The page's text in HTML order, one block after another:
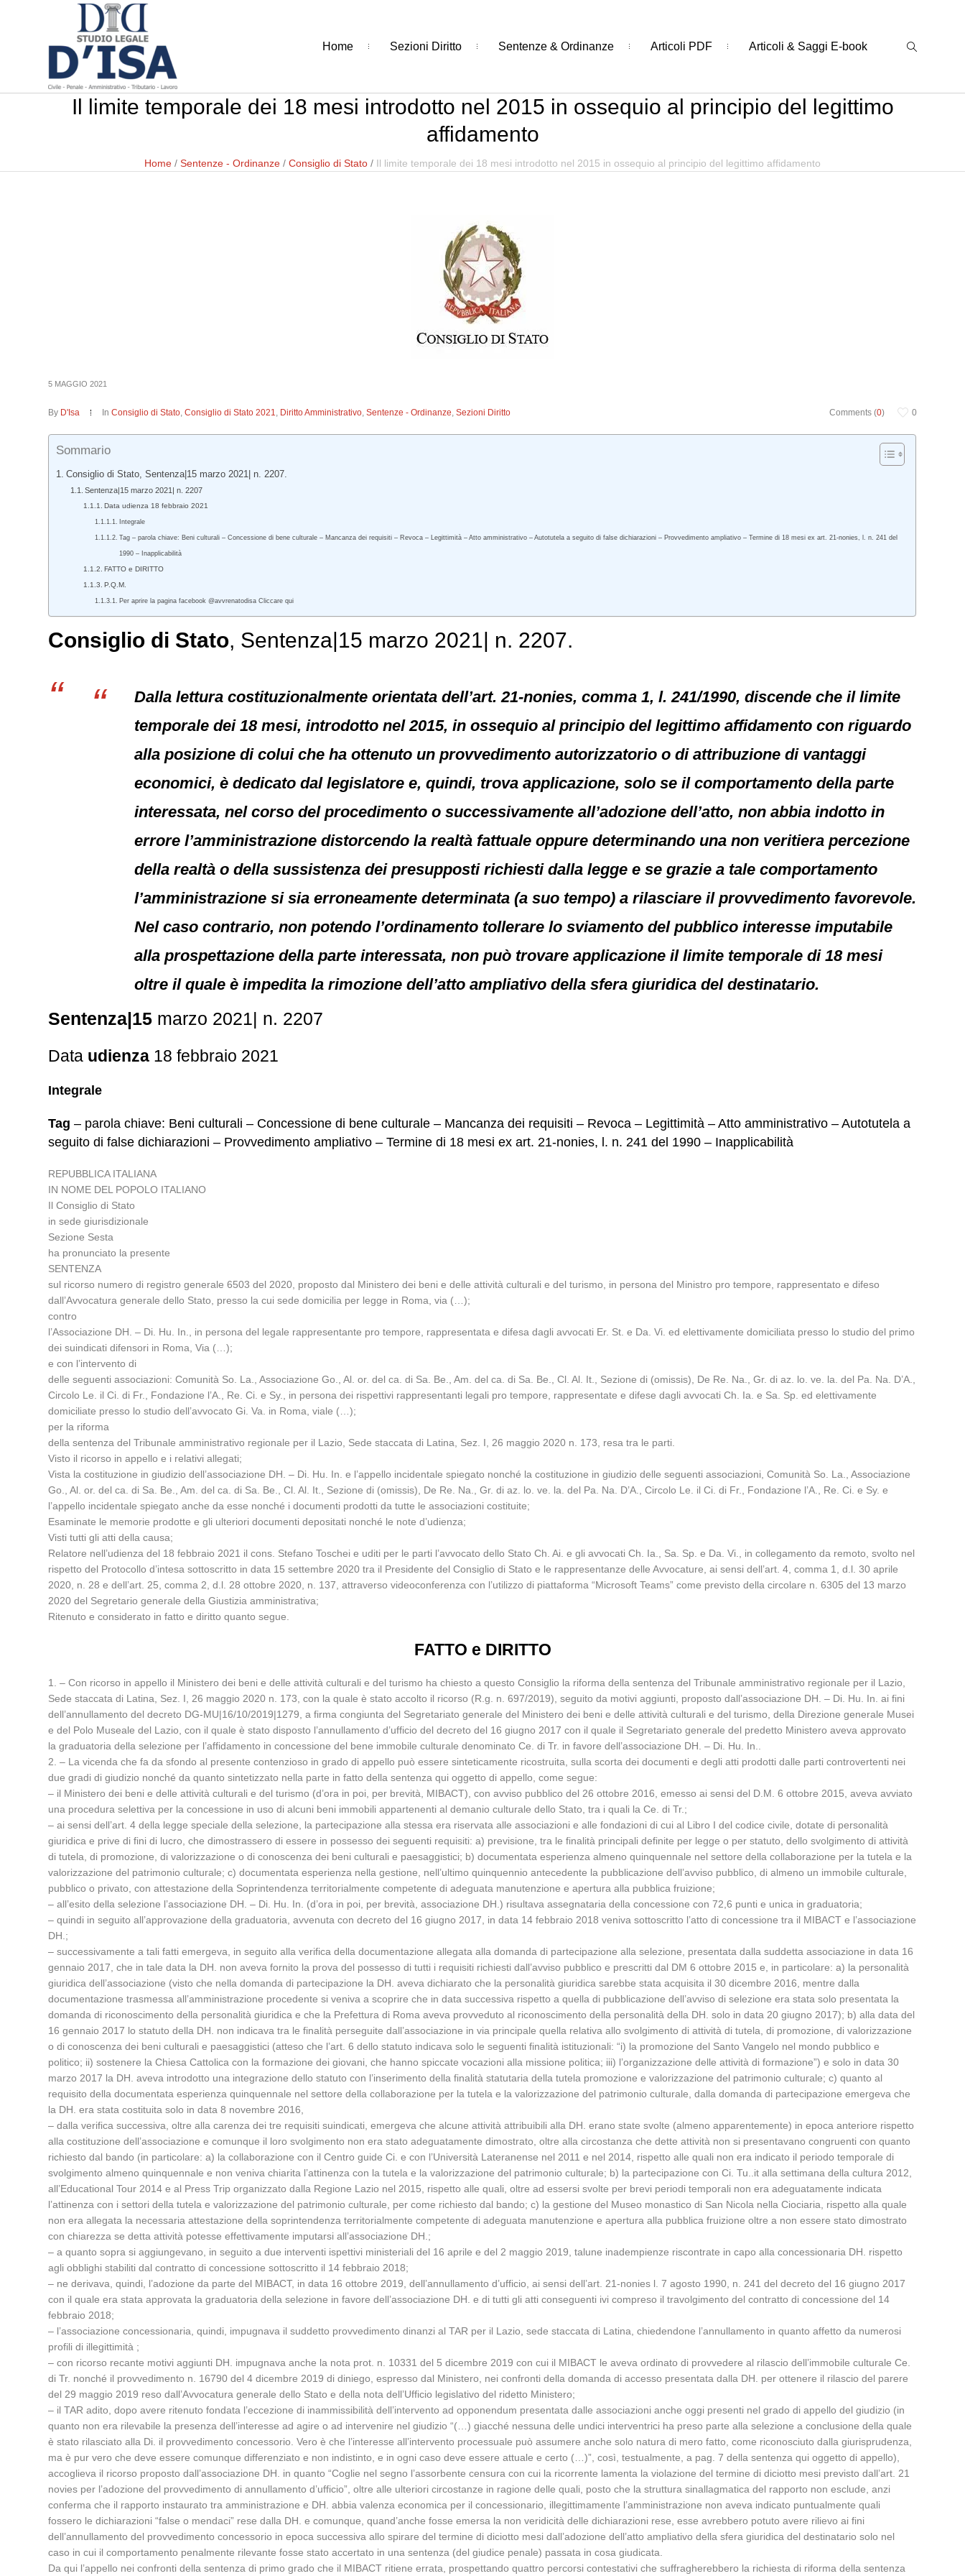
Home Sezioni Diritto Sentenze & Ordinanze Articoli PDF Articoli & Saggi E-book
Il limite temporale dei 18 mesi introdotto nel 2015 in ossequio al principio del legittimo
affidamento
Home / Sentenze - Ordinanze / Consiglio di Stato / Il limite temporale dei 18 mesi introdotto nel 2015 in ossequio al principio del legittimo affidamento
5 MAGGIO 2021
Comments (0) 0
By D'Isa InConsiglio di Stato,Consiglio di Stato 2021, Diritto Amministrativo,Sentenze - Ordinanze,Sezioni Diritto
Sommario
Consiglio di Stato, Sentenza|15 marzo 2021| n. 2207.
Sentenza|15 marzo 2021| n. 2207
Data udienza 18 febbraio 2021
Integrale
Tag – parola chiave: Beni culturali – Concessione di bene culturale – Mancanza dei requisiti – Revoca – Legittimità – Atto amministrativo – Autotutela a seguito di false dichiarazioni – Provvedimento ampliativo – Termine di 18 mesi ex art. 21-nonies, l. n. 241 del
1990 – Inapplicabilità
FATTO e DIRITTO
P.Q.M.
Per aprire la pagina facebook @avvrenatodisa Cliccare qui
Consiglio di Stato, Sentenza|15 marzo 2021| n. 2207.
Dalla lettura costituzionalmente orientata dell’art. 21-nonies, comma 1, l. 241/1990, discende che il limite
temporale dei 18 mesi, introdotto nel 2015, in ossequio al principio del legittimo affidamento con riguardo
alla posizione di colui che ha ottenuto un provvedimento autorizzatorio o di attribuzione di vantaggi
economici, è dedicato dal legislatore e, quindi, trova applicazione, solo se il comportamento della parte
interessata, nel corso del procedimento o successivamente all’adozione dell’atto, non abbia indotto in
errore l’amministrazione distorcendo la realtà fattuale oppure determinando una non veritiera percezione
della realtà o della sussistenza dei presupposti richiesti dalla legge e se grazie a tale comportamento
l’amministrazione si sia erroneamente determinata (a suo tempo) a rilasciare il provvedimento favorevole.
Nel caso contrario, non potendo l’ordinamento tollerare lo sviamento del pubblico interesse imputabile
alla prospettazione della parte interessata, non può trovare applicazione il limite temporale di 18 mesi
oltre il quale è impedita la rimozione dell’atto ampliativo della sfera giuridica del destinatario.
Sentenza|15 marzo 2021| n. 2207
Data udienza 18 febbraio 2021
Integrale
Tag – parola chiave: Beni culturali – Concessione di bene culturale – Mancanza dei requisiti – Revoca – Legittimità – Atto amministrativo – Autotutela a
seguito di false dichiarazioni – Provvedimento ampliativo – Termine di 18 mesi ex art. 21-nonies, l. n. 241 del 1990 – Inapplicabilità
REPUBBLICA ITALIANA
IN NOME DEL POPOLO ITALIANO
Il Consiglio di Stato
in sede giurisdizionale
Sezione Sesta
ha pronunciato la presente
SENTENZA
sul ricorso numero di registro generale 6503 del 2020, proposto dal Ministero dei beni e delle attività culturali e del turismo, in persona del Ministro pro tempore, rappresentato e difeso
dall’Avvocatura generale dello Stato, presso la cui sede domicilia per legge in Roma, via (…);
contro
l’Associazione DH. – Di. Hu. In., in persona del legale rappresentante pro tempore, rappresentata e difesa dagli avvocati Er. St. e Da. Vi. ed elettivamente domiciliata presso lo studio del primo
dei suindicati difensori in Roma, Via (…);
e con l’intervento di
delle seguenti associazioni: Comunità So. La., Associazione Go., Al. or. del ca. di Sa. Be., Am. del ca. di Sa. Be., Cl. Al. It., Sezione di (omissis), De Re. Na., Gr. di az. lo. ve. la. del Pa. Na. D’A.,
Circolo Le. il Ci. di Fr., Fondazione l’A., Re. Ci. e Sy., in persona dei rispettivi rappresentanti legali pro tempore, rappresentate e difese dagli avvocati Ch. Ia. e Sa. Sp. ed elettivamente
domiciliate presso lo studio dell’avvocato Gi. Va. in Roma, viale (…);
per la riforma
della sentenza del Tribunale amministrativo regionale per il Lazio, Sede staccata di Latina, Sez. I, 26 maggio 2020 n. 173, resa tra le parti.
Visto il ricorso in appello e i relativi allegati;
Vista la costituzione in giudizio dell’associazione DH. – Di. Hu. In. e l’appello incidentale spiegato nonché la costituzione in giudizio delle seguenti associazioni, Comunità So. La., Associazione
Go., Al. or. del ca. di Sa. Be., Am. del ca. di Sa. Be., Cl. Al. It., Sezione di (omissis), De Re. Na., Gr. di az. lo. ve. la. del Pa. Na. D’A., Circolo Le. il Ci. di Fr., Fondazione l’A., Re. Ci. e Sy. e
l’appello incidentale spiegato anche da esse nonché i documenti prodotti da tutte le associazioni costituite;
Esaminate le memorie prodotte e gli ulteriori documenti depositati nonché le note d’udienza;
Visti tutti gli atti della causa;
Relatore nell’udienza del 18 febbraio 2021 il cons. Stefano Toschei e uditi per le parti l’avvocato dello Stato Ch. Ai. e gli avvocati Ch. Ia., Sa. Sp. e Da. Vi., in collegamento da remoto, svolto nel
rispetto del Protocollo d’intesa sottoscritto in data 15 settembre 2020 tra il Presidente del Consiglio di Stato e le rappresentanze delle Avvocature, ai sensi dell’art. 4, comma 1, d.l. 30 aprile
2020, n. 28 e dell’art. 25, comma 2, d.l. 28 ottobre 2020, n. 137, attraverso videoconferenza con l’utilizzo di piattaforma “Microsoft Teams” come previsto della circolare n. 6305 del 13 marzo
2020 del Segretario generale della Giustizia amministrativa;
Ritenuto e considerato in fatto e diritto quanto segue.
FATTO e DIRITTO
1. – Con ricorso in appello il Ministero dei beni e delle attività culturali e del turismo ha chiesto a questo Consiglio la riforma della sentenza del Tribunale amministrativo regionale per il Lazio,
Sede staccata di Latina, Sez. I, 26 maggio 2020 n. 173, con la quale è stato accolto il ricorso (R.g. n. 697/2019), seguito da motivi aggiunti, proposto dall’associazione DH. – Di. Hu. In. ai fini
dell’annullamento del decreto DG-MU|16/10/2019|1279, a firma congiunta del Segretariato generale del Ministero dei beni e delle attività culturali e del turismo, della Direzione generale Musei
e del Polo Museale del Lazio, con il quale è stato disposto l’annullamento d’ufficio del decreto del 16 giugno 2017 con il quale il Segretariato generale del predetto Ministero aveva approvato
la graduatoria della selezione per l’affidamento in concessione del bene immobile culturale denominato Ce. di Tr. in favore dell’associazione DH. – Di. Hu. In..
2. – La vicenda che fa da sfondo al presente contenzioso in grado di appello può essere sinteticamente ricostruita, sulla scorta dei documenti e degli atti prodotti dalle parti controvertenti nei
due gradi di giudizio nonché da quanto sintetizzato nella parte in fatto della sentenza qui oggetto di appello, come segue:
– il Ministero dei beni e delle attività culturali e del turismo (d’ora in poi, per brevità, MIBACT), con avviso pubblico del 26 ottobre 2016, emesso ai sensi del D.M. 6 ottobre 2015, aveva avviato
una procedura selettiva per la concessione in uso di alcuni beni immobili appartenenti al demanio culturale dello Stato, tra i quali la Ce. di Tr.;
– ai sensi dell’art. 4 della legge speciale della selezione, la partecipazione alla stessa era riservata alle associazioni e alle fondazioni di cui al Libro I del codice civile, dotate di personalità
giuridica e prive di fini di lucro, che dimostrassero di essere in possesso dei seguenti requisiti: a) previsione, tra le finalità principali definite per legge o per statuto, dello svolgimento di attività
di tutela, di promozione, di valorizzazione o di conoscenza dei beni culturali e paesaggistici; b) documentata esperienza almeno quinquennale nel settore della collaborazione per la tutela e la
valorizzazione del patrimonio culturale; c) documentata esperienza nella gestione, nell’ultimo quinquennio antecedente la pubblicazione dell’avviso pubblico, di almeno un immobile culturale,
pubblico o privato, con attestazione della Soprintendenza territorialmente competente di adeguata manutenzione e apertura alla pubblica fruizione;
– all’esito della selezione l’associazione DH. – Di. Hu. In. (d’ora in poi, per brevità, associazione DH.) risultava assegnataria della concessione con 72,6 punti e unica in graduatoria;
– quindi in seguito all’approvazione della graduatoria, avvenuta con decreto del 16 giugno 2017, in data 14 febbraio 2018 veniva sottoscritto l’atto di concessione tra il MIBACT e l’associazione
DH.;
– successivamente a tali fatti emergeva, in seguito alla verifica della documentazione allegata alla domanda di partecipazione alla selezione, presentata dalla suddetta associazione in data 16
gennaio 2017, che in tale data la DH. non aveva fornito la prova del possesso di tutti i requisiti richiesti dall’avviso pubblico e prescritti dal DM 6 ottobre 2015 e, in particolare: a) la personalità
giuridica dell’associazione (visto che nella domanda di partecipazione la DH. aveva dichiarato che la personalità giuridica sarebbe stata acquisita il 30 dicembre 2016, mentre dalla
documentazione trasmessa all’amministrazione procedente si veniva a scoprire che in data successiva rispetto a quella di pubblicazione dell’avviso di selezione era stata solo presentata la
domanda di riconoscimento della personalità giuridica e che la Prefettura di Roma aveva provveduto al riconoscimento della personalità della DH. solo in data 20 giugno 2017); b) alla data del
16 gennaio 2017 lo statuto della DH. non indicava tra le finalità perseguite dall’associazione in via principale quella relativa allo svolgimento di attività di tutela, di promozione, di valorizzazione
o di conoscenza dei beni culturali e paesaggistici (atteso che l’art. 6 dello statuto indicava solo le seguenti finalità istituzionali: “i) la promozione del Santo Vangelo nel mondo pubblico e
politico; ii) sostenere la Chiesa Cattolica con la formazione dei giovani, che hanno spiccate vocazioni alla missione politica; iii) l’organizzazione delle attività di formazione”) e solo in data 30
marzo 2017 la DH. aveva introdotto una integrazione dello statuto con l’inserimento della finalità statutaria della tutela promozione e valorizzazione del patrimonio culturale; c) quanto al
requisito della documentata esperienza quinquennale nel settore della collaborazione per la tutela e la valorizzazione del patrimonio culturale, dalla domanda di partecipazione emergeva che
la DH. era stata costituita solo in data 8 novembre 2016,
– dalla verifica successiva, oltre alla carenza dei tre requisiti suindicati, emergeva che alcune attività attribuibili alla DH. erano state svolte (almeno apparentemente) in epoca anteriore rispetto
alla costituzione dell’associazione e comunque il loro svolgimento non era stato adeguatamente dimostrato, oltre alla circostanza che dette attività non si presentavano congruenti con quanto
richiesto dal bando (in particolare: a) la collaborazione con il Centro guide Ci. e con l’Università Lateranense nel 2011 e nel 2014, rispetto alle quali non era indicato il periodo temporale di
svolgimento almeno quinquennale e non veniva chiarita l’attinenza con la tutela e la valorizzazione del patrimonio culturale; b) la partecipazione con Ci. Tu..it alla settimana della cultura 2012,
all’Educational Tour 2014 e al Press Trip organizzato dalla Regione Lazio nel 2015, rispetto alle quali, oltre ad essersi svolte per brevi periodi temporali non era adeguatamente indicata
l’attinenza con i settori della tutela e valorizzazione del patrimonio culturale, per come richiesto dal bando; c) la gestione del Museo monastico di San Nicola nella Ciociaria, rispetto alla quale
non era allegata la necessaria attestazione della soprintendenza territorialmente competente di adeguata manutenzione e apertura alla pubblica fruizione oltre a non essere stato dimostrato
con chiarezza se detta attività potesse effettivamente imputarsi all’associazione DH.;
– a quanto sopra si aggiungevano, in seguito a due interventi ispettivi ministeriali del 16 aprile e del 2 maggio 2019, talune inadempienze riscontrate in capo alla concessionaria DH. rispetto
agli obblighi stabiliti dal contratto di concessione sottoscritto il 14 febbraio 2018;
– ne derivava, quindi, l’adozione da parte del MIBACT, in data 16 ottobre 2019, dell’annullamento d’ufficio, ai sensi dell’art. 21-nonies l. 7 agosto 1990, n. 241 del decreto del 16 giugno 2017
con il quale era stata approvata la graduatoria della selezione in favore dell’associazione DH. e di tutti gli atti conseguenti ivi compreso il travolgimento del contratto di concessione del 14
febbraio 2018;
– l’associazione concessionaria, quindi, impugnava il suddetto provvedimento dinanzi al TAR per il Lazio, sede staccata di Latina, chiedendone l’annullamento in quanto affetto da numerosi
profili di illegittimità ;
– con ricorso recante motivi aggiunti DH. impugnava anche la nota prot. n. 10331 del 5 dicembre 2019 con cui il MIBACT le aveva ordinato di provvedere al rilascio dell’immobile culturale Ce.
di Tr. nonché il provvedimento n. 16790 del 4 dicembre 2019 di diniego, espresso dal Ministero, nei confronti della domanda di accesso presentata dalla DH. per ottenere il rilascio del parere
del 29 maggio 2019 reso dall’Avvocatura generale dello Stato e della nota dell’Ufficio legislativo del ridetto Ministero;
– il TAR adito, dopo avere ritenuto fondata l’eccezione di inammissibilità dell’intervento ad opponendum presentata dalle associazioni anche oggi presenti nel grado di appello del giudizio (in
quanto non era rilevabile la presenza dell’interesse ad agire o ad intervenire nel giudizio “(…) giacché nessuna delle undici interventrici ha preso parte alla selezione a conclusione della quale
è stato rilasciato alla Di. il provvedimento concessorio. Vero è che l’interesse all’intervento processuale può assumere anche solo natura di mero fatto, come riconosciuto dalla giurisprudenza,
ma è pur vero che deve essere comunque differenziato e non indistinto, e in ogni caso deve essere attuale e certo (…)”, così, testualmente, a pag. 7 della sentenza qui oggetto di appello),
accoglieva il ricorso proposto dall’associazione DH. in quanto “Coglie nel segno l’assorbente censura con cui la ricorrente lamenta la violazione del termine di diciotto mesi previsto dall’art. 21
novies per l’adozione del provvedimento di annullamento d’ufficio”, oltre alle ulteriori circostanze in ragione delle quali, posto che la struttura sinallagmatica del rapporto non esclude, anzi
conferma che il rapporto instaurato tra amministrazione e DH. abbia valenza economica per il concessionario, illegittimamente l’amministrazione non aveva indicato puntualmente quali
fossero le dichiarazioni “false o mendaci” rese dalla DH. e comunque, quand’anche fosse emersa la non veridicità delle dichiarazioni rese, esse avrebbero potuto avere rilievo ai fini
dell’annullamento del provvedimento concessorio in epoca successiva allo spirare del termine di diciotto mesi dall’adozione dell’atto ampliativo della sfera giuridica del destinatario solo nel
caso in cui il comportamento penalmente rilevante fosse stato accertato in una sentenza (del giudice penale) passata in cosa giudicata.
Da qui l’appello nei confronti della sentenza di primo grado che il MIBACT ritiene errata, prospettando quattro percorsi contestativi che suffragherebbero la richiesta di riforma della sentenza